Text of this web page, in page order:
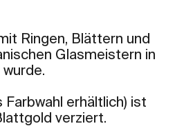
Ringen, Blättern und
Glasmeistern in
Farbwahl erhältlich) ist
verziert.